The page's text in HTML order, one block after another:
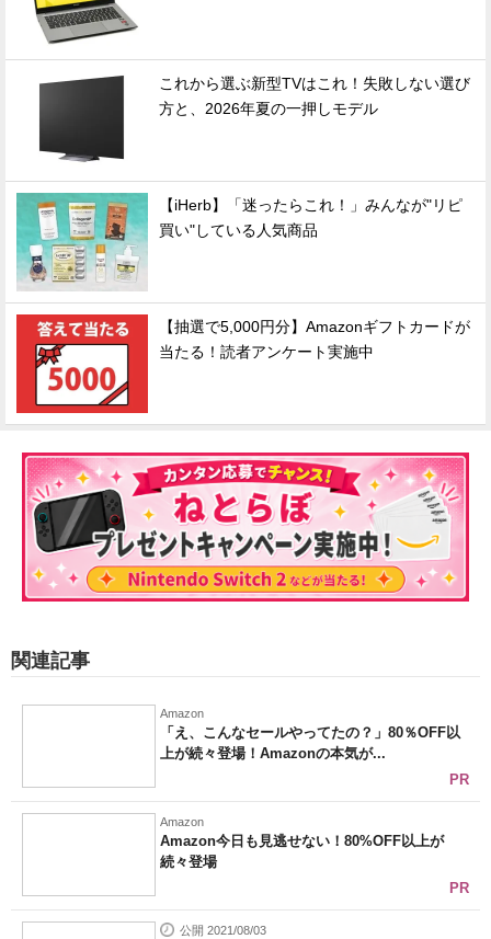
これから選ぶ新型TVはこれ！失敗しない選び
方と、2026年夏の一押しモデル
【iHerb】「迷ったらこれ！」みんなが"リピ
買い"している人気商品
【抽選で5,000円分】Amazonギフトカードが
当たる！読者アンケート実施中
関連記事
Amazon
「え、こんなセールやってたの？」80％OFF以
上が続々登場！Amazonの本気が...
PR
Amazon
Amazon今日も見逃せない！80%OFF以上が
続々登場
PR
公開 2021/08/03